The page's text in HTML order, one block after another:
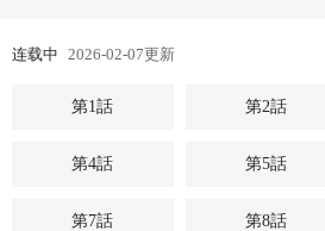
连载中 2026-02-07更新
第1話 第2話
第4話 第5話
第7話 第8話